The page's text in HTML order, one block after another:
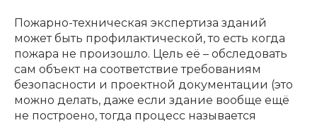
Пожарно-техническая экспертиза зданий
может быть профилактической, то есть когда
пожара не произошло. Цель её – обследовать
сам объект на соответствие требованиям
безопасности и проектной документации (это
можно делать, даже если здание вообще ещё
не построено, тогда процесс называется